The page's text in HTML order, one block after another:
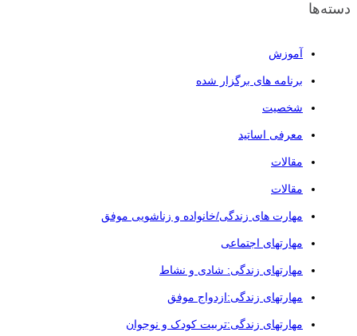
دسته‌ها
آموزش
برنامه های برگزار شده
شخصیت
معرفی اساتید
مقالات
مقالات
مهارت های زندگی/خانواده و زناشویی موفق
مهارتهای اجتماعی
مهارتهای زندگی: شادی و نشاط
مهارتهای زندگی:ازدواج موفق
مهارتهای زندگی:تربیت کودک و نوجوان